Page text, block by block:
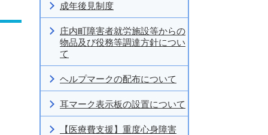
成年後見制度
庄内町障害者就労施設等からの
物品及び役務等調達方針につい
て
ヘルプマークの配布について
耳マーク表示板の設置について
【医療費支援】重度心身障害